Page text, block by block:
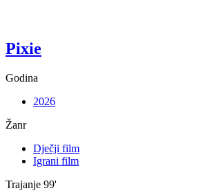
Pixie
Godina
2026
Žanr
Dječji film
Igrani film
Trajanje 99'